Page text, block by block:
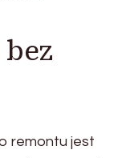
remontu jest